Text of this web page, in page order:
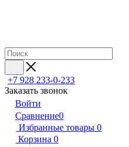
+7 928 233-0-233
Заказать звонок
Войти
Сравнение0
Избранные товары 0
Корзина 0